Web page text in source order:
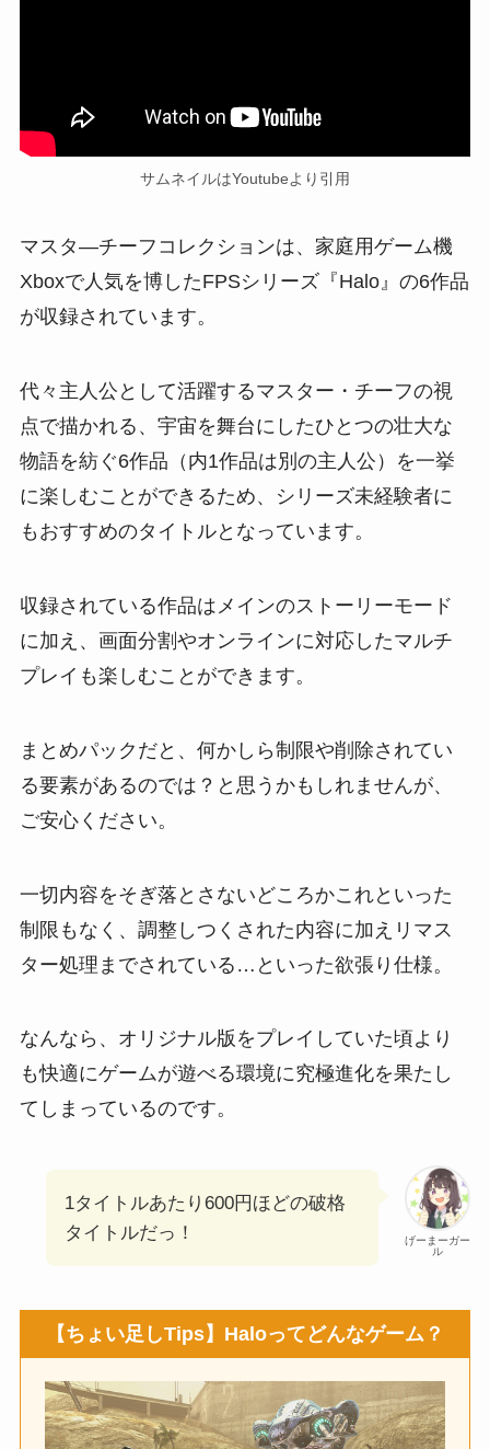
サムネイルはYoutubeより引用
マスタ―チーフコレクションは、家庭用ゲーム機
Xboxで人気を博したFPSシリーズ『Halo』の6作品
が収録されています。
代々主人公として活躍するマスター・チーフの視
点で描かれる、宇宙を舞台にしたひとつの壮大な
物語を紡ぐ6作品（内1作品は別の主人公）を一挙
に楽しむことができるため、シリーズ未経験者に
もおすすめのタイトルとなっています。
収録されている作品はメインのストーリーモード
に加え、画面分割やオンラインに対応したマルチ
プレイも楽しむことができます。
まとめパックだと、何かしら制限や削除されてい
る要素があるのでは？と思うかもしれませんが、
ご安心ください。
一切内容をそぎ落とさないどころかこれといった
制限もなく、調整しつくされた内容に加えリマス
ター処理までされている…といった欲張り仕様。
なんなら、オリジナル版をプレイしていた頃より
も快適にゲームが遊べる環境に究極進化を果たし
てしまっているのです。
げーまーガー
ル
1タイトルあたり600円ほどの破格
タイトルだっ！
【ちょい足しTips】Haloってどんなゲーム？